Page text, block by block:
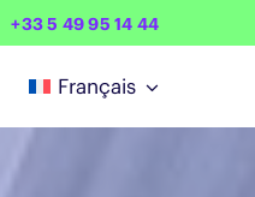
+33 5 49 95 14 44
Français